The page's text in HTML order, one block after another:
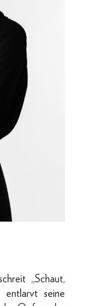
„Schaut,
entlarvt seine